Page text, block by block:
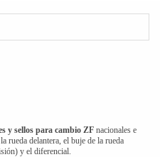
y sellos para cambio ZF nacionales e
rueda delantera, el buje de la rueda
y el diferencial.